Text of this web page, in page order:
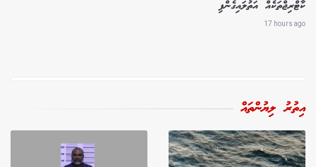
ކާޓްރިޖްތަކެއް އަތުލައިގެންފި
17 hours ago
އިތުރު ލިޔުންތައް